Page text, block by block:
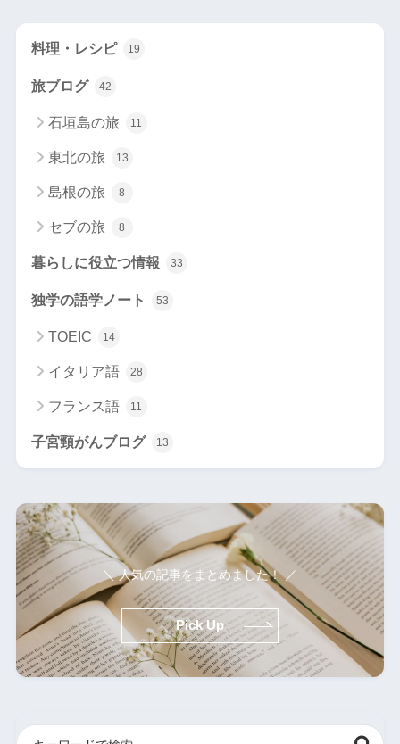
料理・レシピ 19
旅ブログ 42
石垣島の旅 11
東北の旅 13
島根の旅 8
セブの旅 8
暮らしに役立つ情報 33
独学の語学ノート 53
TOEIC 14
イタリア語 28
フランス語 11
子宮頸がんブログ 13
＼ 人気の記事をまとめました！ ／
Pick Up